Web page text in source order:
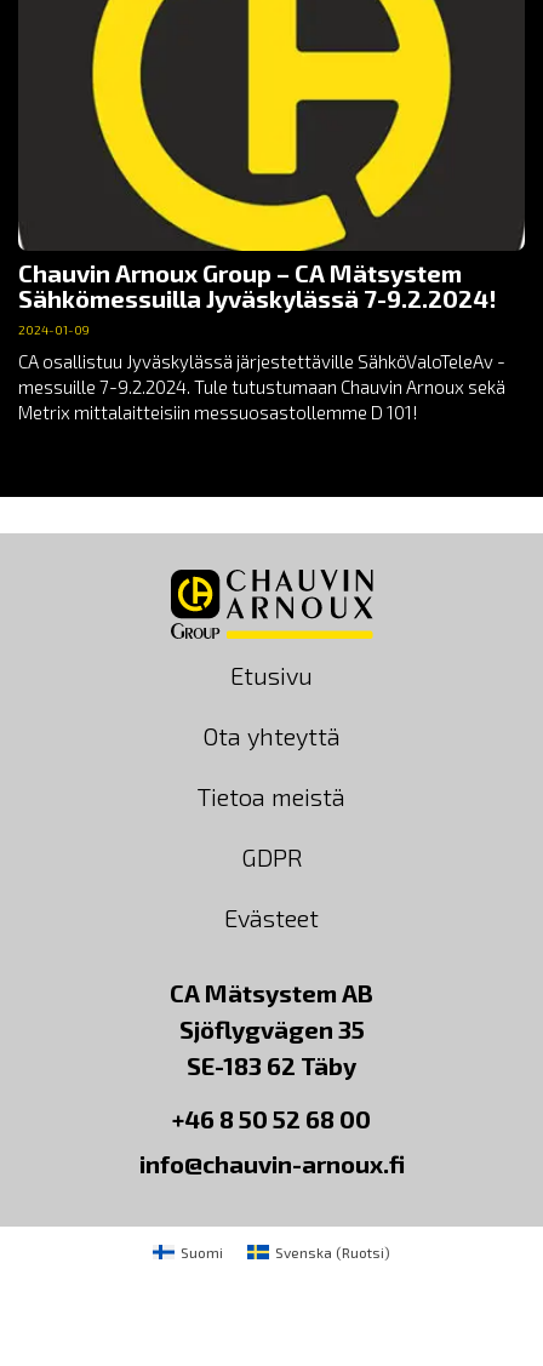
Chauvin Arnoux Group – CA Mätsystem
Sähkömessuilla Jyväskylässä 7-9.2.2024!
2024-01-09
CA osallistuu Jyväskylässä järjestettäville SähköValoTeleAv -
messuille 7-9.2.2024. Tule tutustumaan Chauvin Arnoux sekä
Metrix mittalaitteisiin messuosastollemme D 101!
Etusivu
Ota yhteyttä
Tietoa meistä
GDPR
Evästeet
CA Mätsystem AB
Sjöflygvägen 35
SE-183 62 Täby
+46 8 50 52 68 00
info@chauvin-arnoux.fi
Suomi Svenska (Ruotsi)